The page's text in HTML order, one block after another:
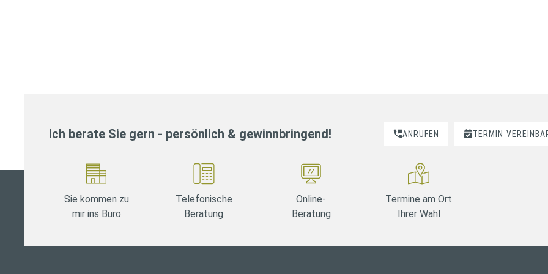
Ich berate Sie gern - persönlich & gewinnbringend! ANRUFEN TERMIN
Sie kommen zu
mir ins Büro
Telefonische
Beratung
Online-
Beratung
Termine am Ort
Ihrer Wahl